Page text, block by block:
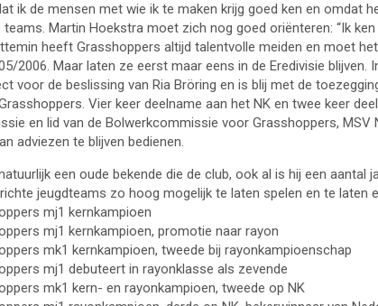
ik de mensen met wie ik te maken krijg goed ken en omdat
teams. Martin Hoekstra moet zich nog goed oriënteren: “Ik
heeft Grasshoppers altijd talentvolle meiden en moet
2006. Maar laten ze eerst maar eens in de Eredivisie
voor de beslissing van Ria Bröring en is blij met de
Vier keer deelname aan het NK en twee keer
en lid van de Bolwerkcommissie voor Grasshoppers,
adviezen te blijven bedienen.
een oude bekende die de club, ook al is hij een
jeugdteams zo hoog mogelijk te laten spelen en te laten
mj1 kernkampioen
mj1 kernkampioen, promotie naar rayon
mk1 kernkampioen, tweede bij rayonkampioenschap
mj1 debuteert in rayonklasse als zevende
mk1 kern- en rayonkampioen, tweede op NK